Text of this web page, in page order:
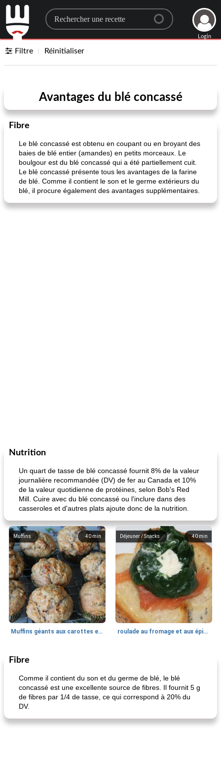
Search for a recipe
Login
Filtre Réinitialiser
Avantages du blé concassé
Fibre
Le blé concassé est obtenu en coupant ou en broyant des
baies de blé entier (amandes) en petits morceaux. Le
boulgour est du blé concassé qui a été partiellement cuit.
Le blé concassé présente tous les avantages de la farine
de blé. Comme il contient le son et le germe extérieurs du
blé, il procure également des avantages supplémentaires.
Nutrition
Un quart de tasse de blé concassé fournit 8% de la valeur
journalière recommandée (DV) de fer au Canada et 10%
de la valeur quotidienne de protéines, selon Bob's Red
Mill. Cuire avec du blé concassé ou l'inclure dans des
casseroles et d'autres plats ajoute donc de la nutrition.
40 min
Muffins
Muffins géants aux carottes et à la banane de Nif
40 min
Déjeuner / Snacks
roulade au fromage et aux épinards
Marques de confiance: recettes et
Fibre
Comme il contient du son et du germe de blé, le blé
concassé est une excellente source de fibres. Il fournit 5 g
de fibres par 1/4 de tasse, ce qui correspond à 20% du
DV.